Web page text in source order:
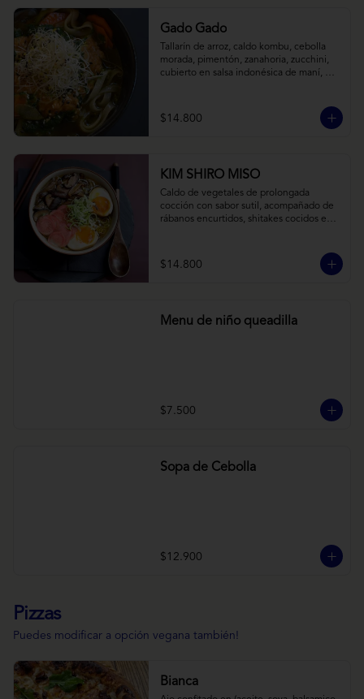
Gado Gado
Tallarín de arroz, caldo kombu, cebolla
morada, pimentón, zanahoria, zucchini,
cubierto en salsa indonésica de maní,
$14.800
KIM SHIRO MISO
Caldo de vegetales de prolongada
cocción con sabor sutil, acompañado de
rábanos encurtidos, shitakes cocidos en
vegana) y los infaltables fideos de ramen.
$14.800
Menu de niño queadilla
$7.500
Sopa de Cebolla
$12.900
Pizzas
Puedes modificar a opción vegana también!
Bianca